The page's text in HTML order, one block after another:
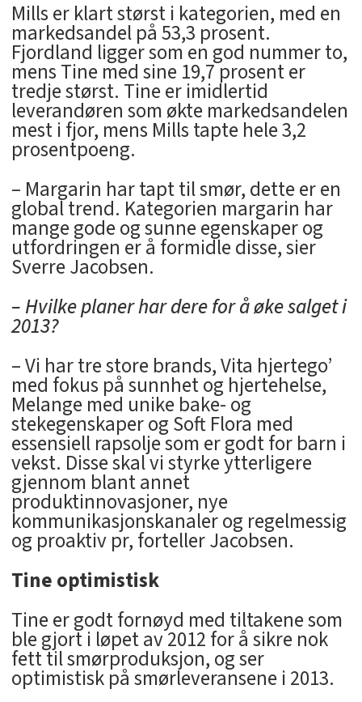
Mills er klart størst i kategorien, med en
markedsandel på 53,3 prosent.
Fjordland ligger som en god nummer to,
mens Tine med sine 19,7 prosent er
tredje størst. Tine er imidlertid
leverandøren som økte markedsandelen
mest i fjor, mens Mills tapte hele 3,2
prosentpoeng.
– Margarin har tapt til smør, dette er en
global trend. Kategorien margarin har
mange gode og sunne egenskaper og
utfordringen er å formidle disse, sier
Sverre Jacobsen.
– Hvilke planer har dere for å øke salget i
2013?
– Vi har tre store brands, Vita hjertego’
med fokus på sunnhet og hjertehelse,
Melange med unike bake- og
stekegenskaper og Soft Flora med
essensiell rapsolje som er godt for barn i
vekst. Disse skal vi styrke ytterligere
gjennom blant annet
produktinnovasjoner, nye
kommunikasjonskanaler og regelmessig
og proaktiv pr, forteller Jacobsen.
Tine optimistisk
Tine er godt fornøyd med tiltakene som
ble gjort i løpet av 2012 for å sikre nok
fett til smørproduksjon, og ser
optimistisk på smørleveransene i 2013.